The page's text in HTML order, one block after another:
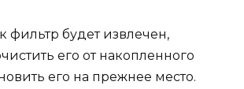
фильтр будет извлечен,
его от накопленного
его на прежнее место.